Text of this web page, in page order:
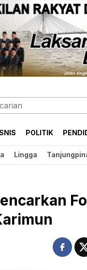
POLITIK
Lingga